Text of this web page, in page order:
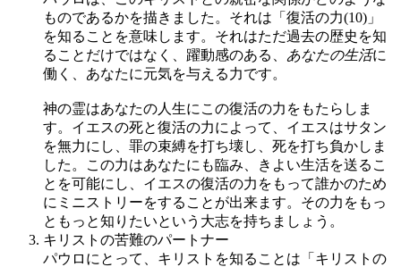
ものであるかを描きました。それは「復活の力(10)」
を知ることを意味します。それはただ過去の歴史を知
ることだけではなく、躍動感のある、 あなたの生活に
働く、あなたに元気を与える力です。
神の霊はあなたの人生にこの復活の力をもたらしま
す。イエスの死と復活の力によって、イエスはサタン
を無力にし、罪の束縛を打ち壊し、死を打ち負かしま
した。この力はあなたにも臨み、きよい生活を送るこ
とを可能にし、イエスの復活の力をもって誰かのため
にミニストリーをすることが出来ます。その力をもっ
ともっと知りたいという大志を持ちましょう。
キリストの苦難のパートナー
パウロにとって、キリストを知ることは「キリストの